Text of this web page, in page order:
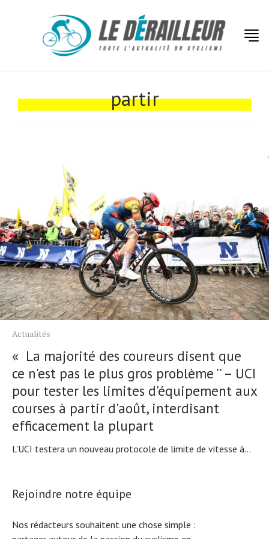
partir
Actualités
« La majorité des coureurs disent que
ce n'est pas le plus gros problème '' – UCI
pour tester les limites d'équipement aux
courses à partir d'août, interdisant
efficacement la plupart
L'UCI testera un nouveau protocole de limite de vitesse à...
Rejoindre notre équipe
Nos rédacteurs souhaitent une chose simple :
Tests de produits
Tous nos articles
À propos